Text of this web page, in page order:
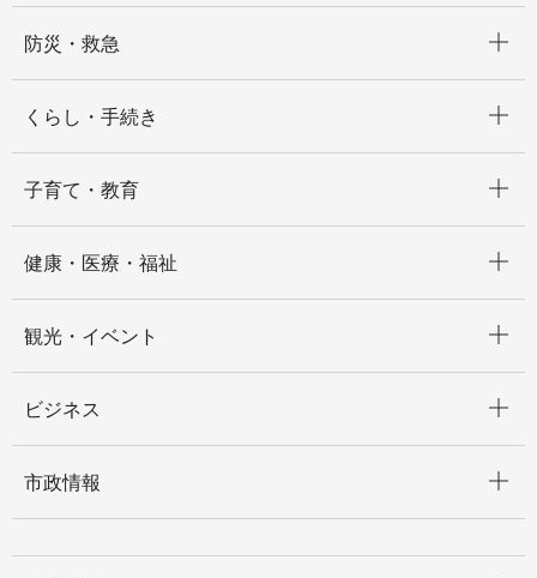
防災・救急
くらし・手続き
子育て・教育
健康・医療・福祉
観光・イベント
ビジネス
市政情報